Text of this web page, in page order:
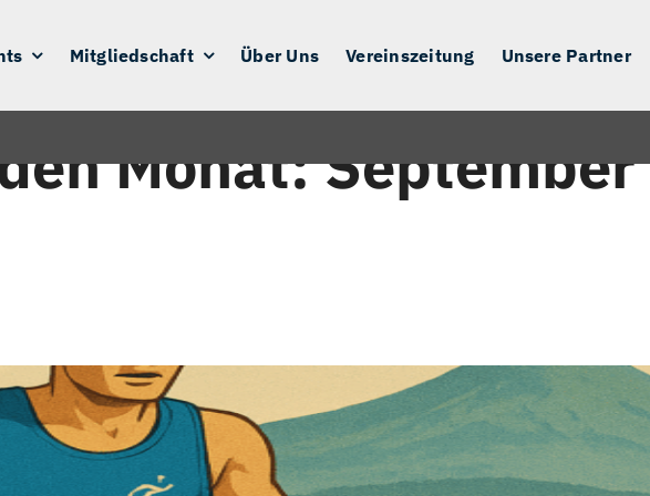
Mitgliedschaft Über Uns Vereinszeitung Unsere Partner
Monat: